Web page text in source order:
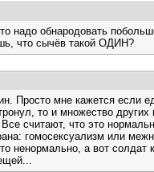
надо обнародовать
что сычёв такой ОДИН?
Просто мне кажется если
то и множество других
считают, что это
гомосексуализм или
ненормально, а вот солдат